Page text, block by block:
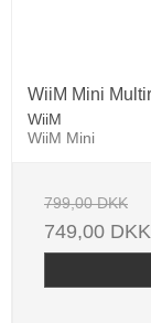
WiiM Mini
WiiM
WiiM Mini
799,00 DKK
749,00 DKK